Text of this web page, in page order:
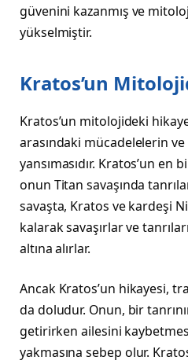
güvenini kazanmış ve
yükselmiştir.
Kratos’un
Kratos’un mitolojideki
arasındaki mücadelelerin
yansımasıdır. Kratos’un
onun Titan savaşında
savaşta, Kratos ve kardeşi
kalarak savaşırlar ve
altına alırlar.
Ancak Kratos’un hikayesi,
da doludur. Onun, bir
getirirken ailesini
yakmasına sebep olur.